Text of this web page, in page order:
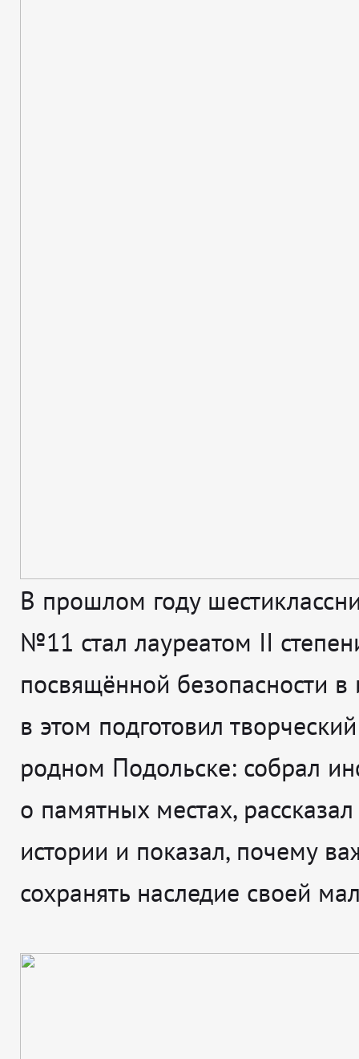
В прошлом году
№11 стал лауреатом II
посвящённой безопасности в
в этом подготовил
родном Подольске: собрал
о памятных местах,
истории и показал, почему
сохранять наследие своей